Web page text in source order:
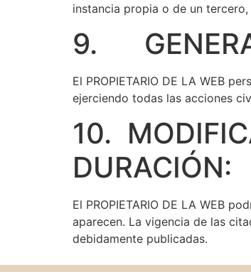
instancia propia o de un
9.
El PROPIETARIO DE LA WEB
ejerciendo todas las acciones
10.
DURACIÓN:
El PROPIETARIO DE LA WEB
aparecen. La vigencia de las
debidamente publicadas.